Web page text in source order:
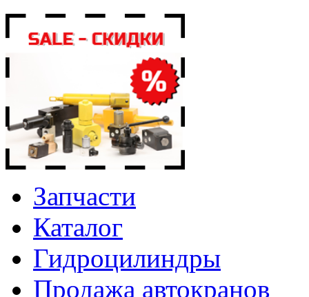
Запчасти
Каталог
Гидроцилиндры
Продажа автокранов